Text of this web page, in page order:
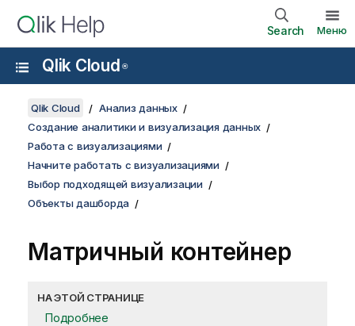
Search Меню
Qlik Cloud ®
Qlik Cloud
Анализ данных
Создание аналитики и визуализация данных
Работа с визуализациями
Начните работать с визуализациями
Выбор подходящей визуализации
Объекты дашборда
Матричный контейнер
НА ЭТОЙ СТРАНИЦЕ
Подробнее